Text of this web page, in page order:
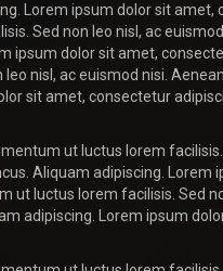
Lorem ipsum dolor sit
Sed non leo nisl, ac
ipsum dolor sit amet,
nisl, ac euismod nisi.
sit amet, consectetur
ut luctus lorem
Aliquam adipiscing.
luctus lorem facilisis. Sed
adipiscing. Lorem ipsum